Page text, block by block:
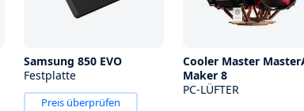
Samsung 850 EVO
Festplatte
Preis überprüfen
Cooler Master
Maker 8
PC-LÜFTER